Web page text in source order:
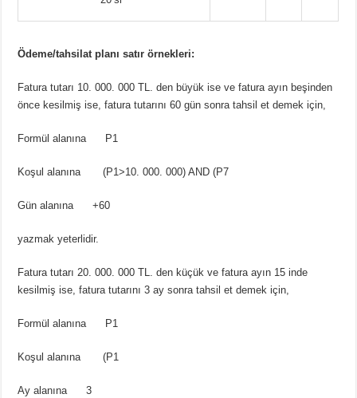
Ödeme/tahsilat planı satır örnekleri:
Fatura tutarı 10. 000. 000 TL. den büyük ise ve fatura ayın beşinden
önce kesilmiş ise, fatura tutarını 60 gün sonra tahsil et demek için,
Formül alanına P1
Koşul alanına (P1>10. 000. 000) AND (P7
Gün alanına +60
yazmak yeterlidir.
Fatura tutarı 20. 000. 000 TL. den küçük ve fatura ayın 15 inde
kesilmiş ise, fatura tutarını 3 ay sonra tahsil et demek için,
Formül alanına P1
Koşul alanına (P1
Ay alanına 3